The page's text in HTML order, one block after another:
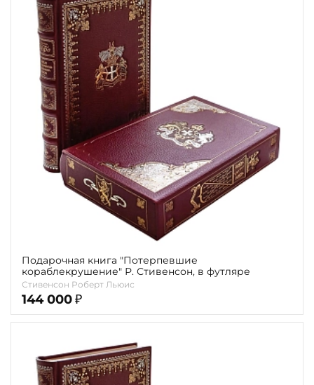
Подарочная книга "Потерпевшие
кораблекрушение" Р. Стивенсон, в футляре
Стивенсон Роберт Льюис
144 000 ₽